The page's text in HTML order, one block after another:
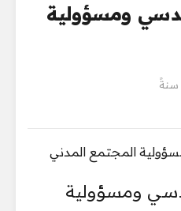
ومسؤولية
ومسؤولية